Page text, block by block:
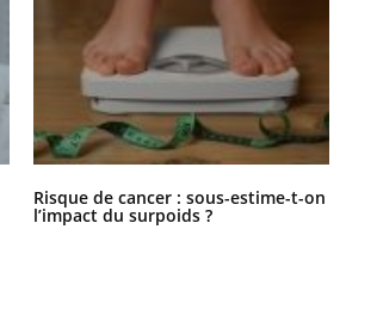
Risque de cancer : sous-estime-t-on
l’impact du surpoids ?